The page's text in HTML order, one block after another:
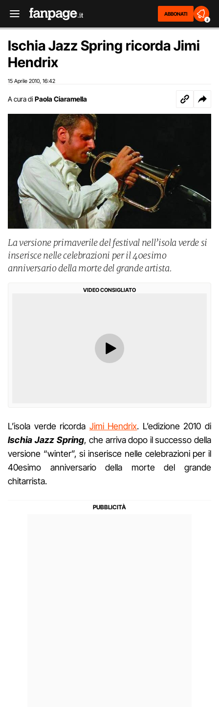
ABBONATI
2
Ischia Jazz Spring ricorda Jimi
Hendrix
15 Aprile 2010 16:42
A cura di Paola Ciaramella
La versione primaverile del festival nell’isola verde si
inserisce nelle celebrazioni per il 40esimo
anniversario della morte del grande artista.
VIDEO CONSIGLIATO
L’isola verde ricorda Jimi Hendrix. L’edizione 2010 di
Ischia Jazz Spring, che arriva dopo il successo della
versione “winter”, si inserisce nelle celebrazioni per il
40esimo anniversario della morte del grande
chitarrista.